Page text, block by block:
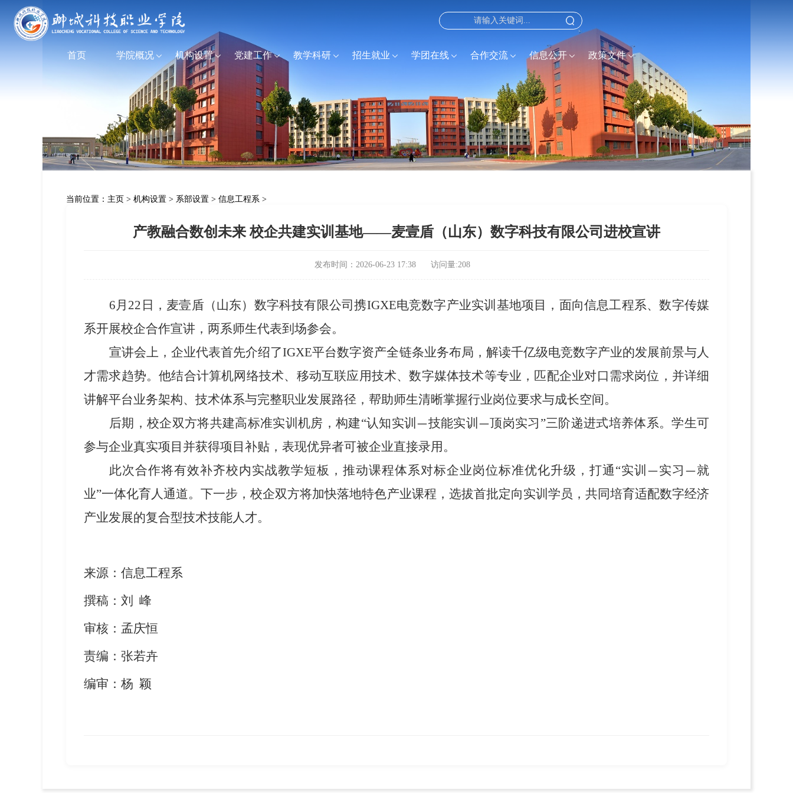
首页 学院概况 机构设置 党建工作 教学科研 招生就业 学团在线 合作交流 信息公开 政策文件
当前位置： 主页 > 机构设置 > 系部设置 > 信息工程系 >
产教融合数创未来 校企共建实训基地——麦壹盾（山东）数字科技有限公司进校宣讲
发布时间：2026-06-23 17:38 访问量:208
6月22日 ， 麦壹盾（山东）数字科技有限公司携IGXE电竞数字产业实训基地项目，面向信息工程系、数字传媒
系开展校企合作宣讲，两系师生代表到场参会。
宣讲会上，企业代表首先介绍了IGXE平台数字资产全链条业务布局，解读千亿级电竞数字产业的发展前景与人
才需求趋势。他结合计算机网络技术、移动互联应用技术、数字媒体技术等专业 ， 匹配企业对口需求岗位， 并详细
讲解平台业务架构、技术体系与完整职业发展路径，帮助师生清晰掌握行业岗位要求与成长空间。
后期， 校企双方将共建高标准实训机房，构建“认知实训 —技能实训 —顶岗实习 ”三阶递进式培养体系。学生可
参与企业真实项目并获得项目补贴，表现优异者可被企业直接录用。
此次合作将有效补齐校内实战教学短板，推动课程体系对标企业岗位标准优化升级，打通 “实训 —实习 —就
业”一体化育人通道。下一步，校企双方将加快落地特色产业课程，选拔首批定向实训学员，共同培育适配数字经济
产业发展的复合型技术技能人才。
来源： 信息工程系
撰稿： 刘
峰
审核：孟庆恒
责编： 张若卉
编审：杨 颖